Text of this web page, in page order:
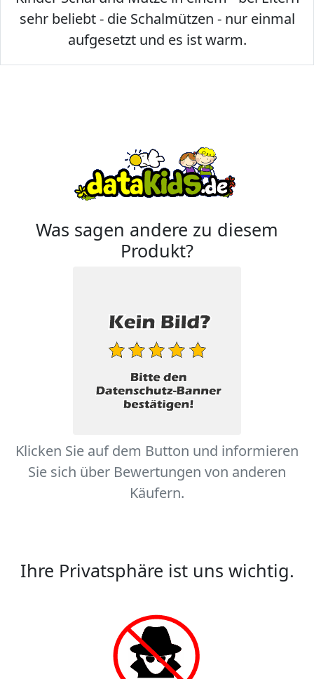
sehr beliebt - die Schalmützen - nur einmal
aufgesetzt und es ist warm.
Was sagen andere zu diesem
Produkt?
Klicken Sie auf dem Button und informieren
Sie sich über Bewertungen von anderen
Käufern.
Ihre Privatsphäre ist uns wichtig.